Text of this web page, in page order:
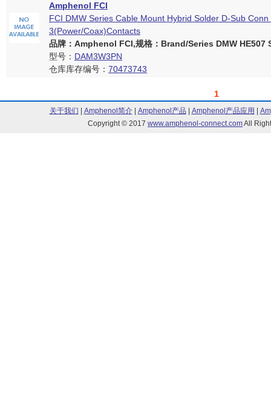
Amphenol FCI
FCI DMW Series Cable Mount Hybrid Solder D-Sub Conn
3(Power/Coax)Contacts
品牌：Amphenol FCI,规格：Brand/Series DMW HE507
型号： DAM3W3PN
仓库库存编号： 70473743
1
关于我们 Amphenol简介| Amphenol产品 Amphenol产品应用
Copyright © 2017 www.amphenol-connect.comAll